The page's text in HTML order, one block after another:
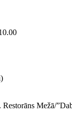
Mežā/